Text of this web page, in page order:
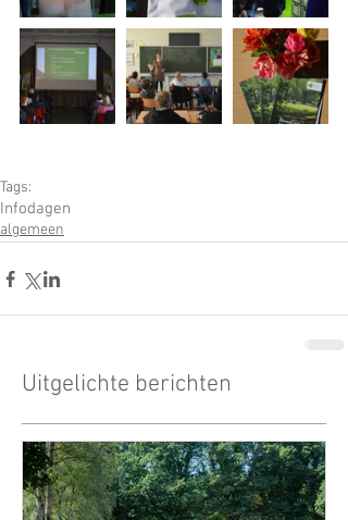
Tags:
Infodagen
algemeen
Uitgelichte berichten